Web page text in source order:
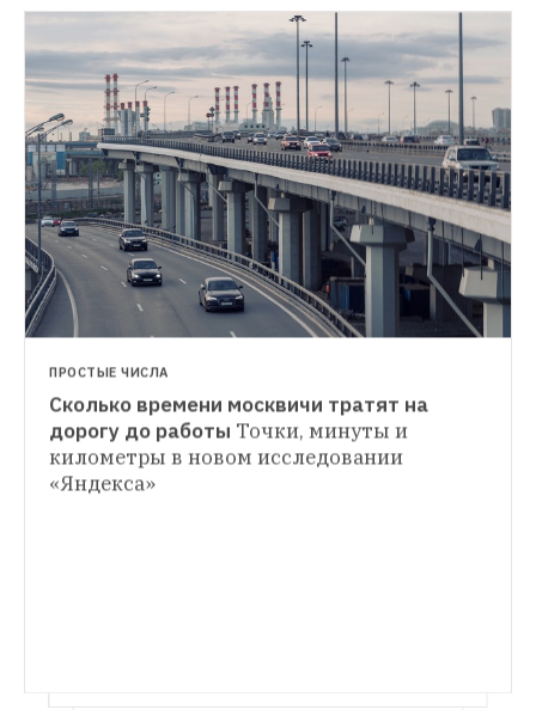
НОВОСТИ
Самые страдающие от пробок города
ЕвропыПоловина первой десятки списка
пришлась на города России
Спасут ли японские светофоры Москву
от пробок И как они сэкономят городу
6 миллиардов рублей в год
ПРОСТЫЕ ЧИСЛА
Сколько времени москвичи тратят на
дорогу до работы Точки, минуты и
километры в новом исследовании
«Яндекса»